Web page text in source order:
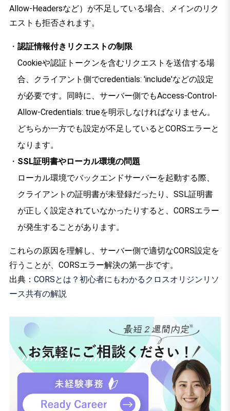
Allow-Headersなど）が不足している場合、メインのリク
エストも拒否されます。
認証情報付きリクエストの制限
Cookieや認証トークンを含むリクエストを送信する場
合、クライアント側でcredentials: 'include'などの設定
が必要です。同時に、サーバー側でもAccess-Control-
Allow-Credentials: trueを明示しなければなりません。
どちらか一方でも設定が不足しているとCORSエラーと
なります。
SSL証明書やローカル環境の問題
ローカル環境でバックエンドサーバーを起動する際、
クライアントの証明書が未登録だったり、SSL証明書
が正しく設定されていなかったりすると、CORSエラー
が発生することがあります。
これらの原因を理解し、サーバー側で適切なCORS設定を
行うことが、CORSエラー解決の第一歩です。
出典： CORSとは？初心者にもわかるクロスオリジンリソ
ース共有の解説